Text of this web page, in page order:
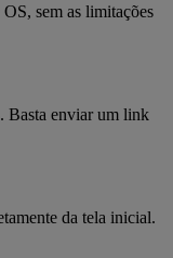
sem as limitações
Basta enviar um link
da tela inicial.